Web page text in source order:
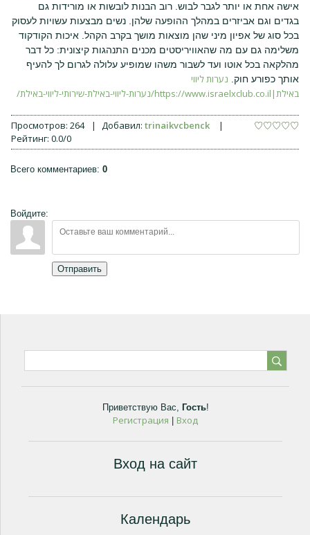
אישה אחת או יותר לגבר לבוש. רוב הבנות לובשות או מורידות גם
בגדים וגם אביזרים במהלך ההופעה שלהן. נשים מבצעות עשויות לעסוק
בכל סוג של אפיון מיני שהן מוצאות מושך בקרב הקהל. איכות הקודקוד
משלימה גם עם מה שהאוויריסטים מכנים התנהגות קיצונית: כל דבר
מהלקאה בכל אוטו ועד לשבור משהו שמופיע עלולה לגרום לך להעיף
אותך כפורע חוק. נערות ליווי
באילת|https://www.israelxclub.co.il/נערות-ליווי-באילת-שירותי-ליווי-באילת/
Просмотров: 264 | Добавил: trinaikvcbenck
|
Рейтинг: 0.0/0
Всего комментариев: 0
Войдите:
Отправить
Приветствую Вас, Гость!
Регистрация Вход
Вход на сайт
Календарь